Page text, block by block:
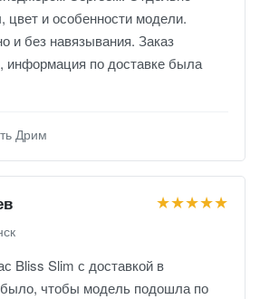
цвет и особенности модели.
и без навязывания. Заказ
по доставке была
Дрим
★★★★★
Bliss Slim с доставкой в
чтобы модель подошла по